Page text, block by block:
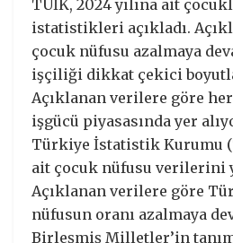
TÜİK, 2024 yılına ait
istatistikleri açıkladı.
çocuk nüfusu azalmaya
işçiliği dikkat çekici
Açıklanan verilere göre
işgücü piyasasında yer
Türkiye İstatistik Kurumu
ait çocuk nüfusu verilerini
Açıklanan verilere göre
nüfusun oranı azalmaya
Birleşmiş Milletler’in